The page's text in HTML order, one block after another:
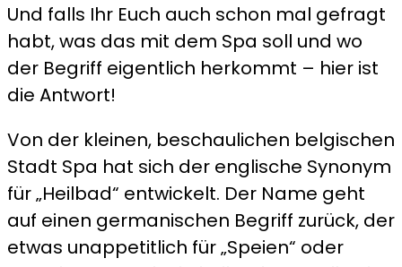
Und falls Ihr Euch auch schon mal gefragt
habt, was das mit dem Spa soll und wo
der Begriff eigentlich herkommt – hier ist
die Antwort!
Von der kleinen, beschaulichen belgischen
Stadt Spa hat sich der englische Synonym
für „Heilbad“ entwickelt. Der Name geht
auf einen germanischen Begriff zurück, der
etwas unappetitlich für „Speien“ oder